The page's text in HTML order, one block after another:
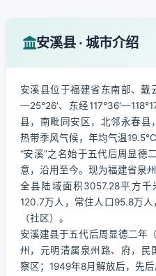
安溪县 · 城市介绍
安溪县位于福建省东南部、戴
—25°26′、东经
县，南毗同安区，北邻永春县
热带季风气候，年均气温
“安溪”之名始于五代后周显德
意，沿用至今。现为福建省泉
全县陆域面积3057.28平方
120.7万人，常住人口95.8万
（社区）。
安溪建县于五代后周显德二年
州，元明清属泉州路、府，民
察区；1949年8月解放后，先